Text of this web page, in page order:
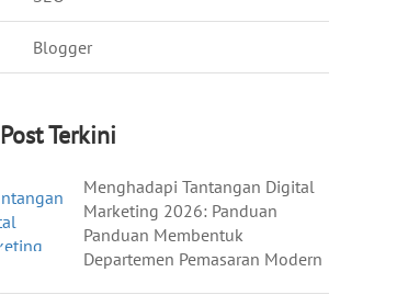
Blogger
Post Terkini
Menghadapi Tantangan Digital
Marketing 2026: Panduan
Panduan Membentuk
Departemen Pemasaran Modern